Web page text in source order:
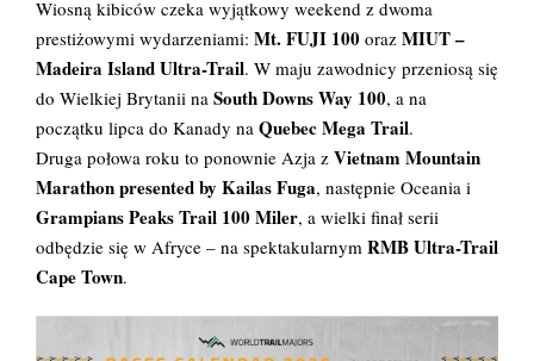
Wiosną kibiców czeka wyjątkowy weekend z dwoma
prestiżowymi wydarzeniami: Mt. FUJI 100 oraz MIUT –
Madeira Island Ultra-Trail. W maju zawodnicy przeniosą się
do Wielkiej Brytanii na South Downs Way 100, a na
początku lipca do Kanady na Quebec Mega Trail.
Druga połowa roku to ponownie Azja z Vietnam Mountain
Marathon presented by Kailas Fuga, następnie Oceania i
Grampians Peaks Trail 100 Miler, a wielki finał serii
odbędzie się w Afryce – na spektakularnym RMB Ultra-Trail
Cape Town.